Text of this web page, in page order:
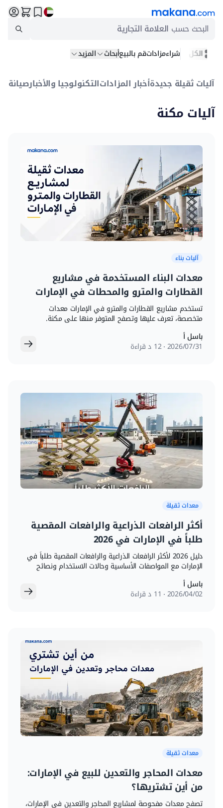
البحث حسب العلامة التجارية
الكل شراءمزاداتقم بالبيعأبحاث المزيد
آليات ثقيلة جديدةأخبار المزاداتالتكنولوجيا والأخبارصيانة
آليات مكنة
آليات بناء
معدات البناء المستخدمة في مشاريع
القطارات والمترو والمحطات في الإمارات
تستخدم مشاريع القطارات والمترو في الإمارات معدات
متخصصة، تعرف عليها وتصفح المتوفر منها على مكنة.
باسل أ
31‏/07‏/2026 12 د قراءة
معدات ثقيلة
أكثر الرافعات الذراعية والرافعات المقصية
طلباً في الإمارات في 2026
دليل 2026 لأكثر الرافعات الذراعية والرافعات المقصية طلباً في
الإمارات مع المواصفات الأساسية وحالات الاستخدام ونصائح
المقارنة.
باسل أ
02‏/04‏/2026
معدات ثقيلة
معدات المحاجر والتعدين للبيع في الإمارات:
من أين تشتريها؟
تصفح معدات مفحوصة لمشاريع المحاجر والتعدين في الإمارات،